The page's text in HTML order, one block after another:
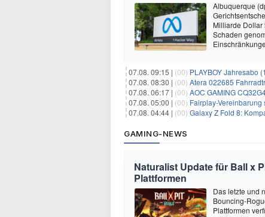
Albuquerque
Milliarde Dollar
Schaden
07.08. 09:15 | (00) PLAYBOY Jahresabo
07.08. 08:30 | (00) Atera 022685
07.08. 06:17 | (00) AOC GAMING
07.08. 05:00 | (00) Fairplay-
07.08. 04:44 | (00) Galaxy Z Fold 8:
GAMING-NEWS
Naturalist Update für Ball x
Plattformen
Das letzte und
Bouncing-
Plattformen